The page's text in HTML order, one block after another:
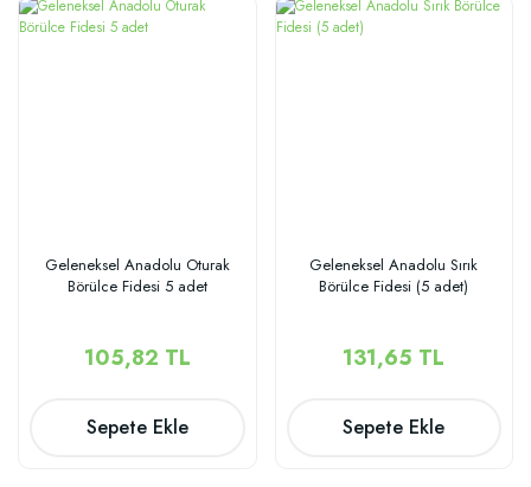
Geleneksel Anadolu Oturak
Börülce Fidesi 5 adet
105,82 TL
Sepete Ekle
Geleneksel Anadolu Sırık
Börülce Fidesi (5 adet)
131,65 TL
Sepete Ekle